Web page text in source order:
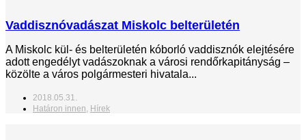
Vaddisznóvadászat Miskolc belterületén
A Miskolc kül- és belterületén kóborló vaddisznók elejtésére
adott engedélyt vadászoknak a városi rendőrkapitányság –
közölte a város polgármesteri hivatala...
2018.05.31.
Határon innen Hírek